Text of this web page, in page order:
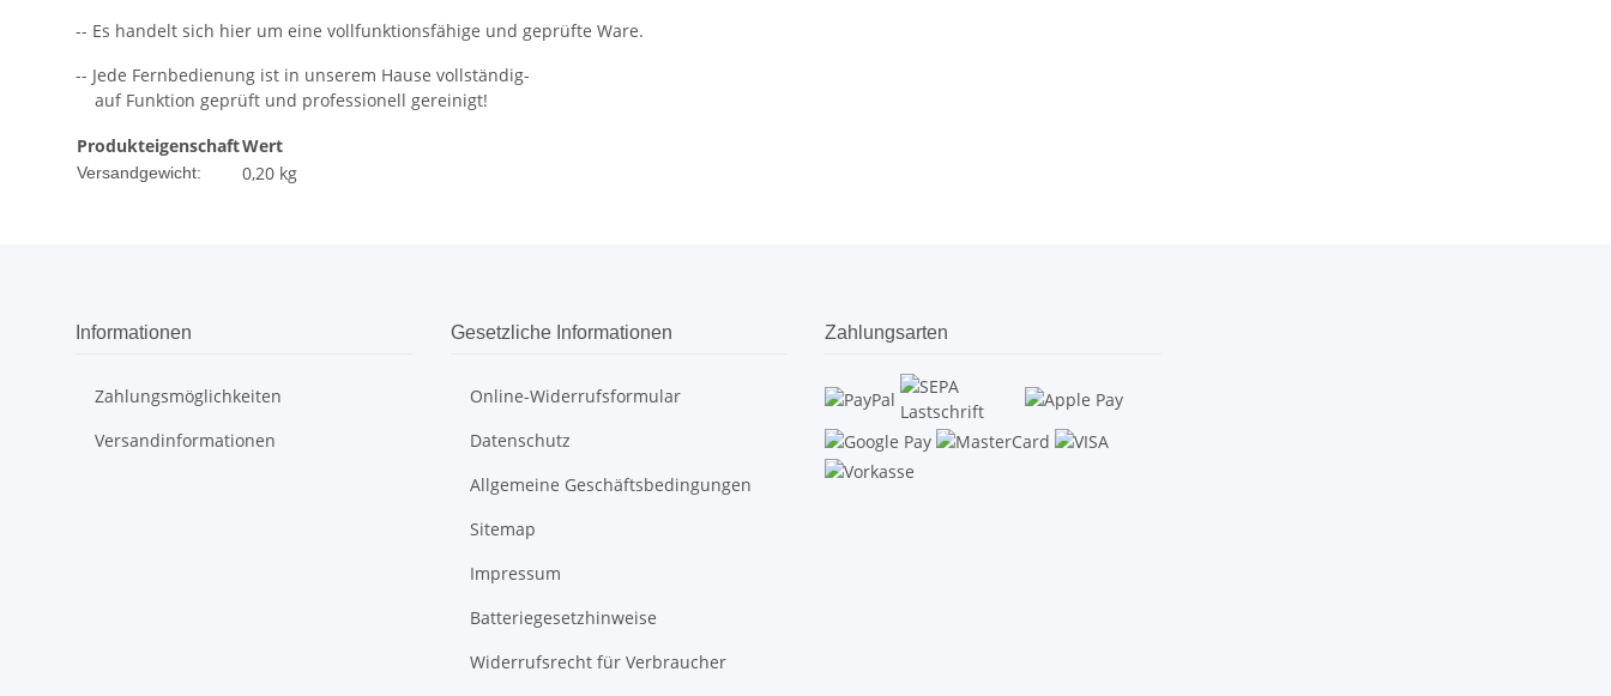
-- Es handelt sich hier um eine vollfunktionsfähige und geprüfte Ware.
-- Jede Fernbedienung ist in unserem Hause vollständig-
auf Funktion geprüft und professionell gereinigt!
ProdukteigenschaftWert
Versandgewicht: 0,20 kg
Informationen
Zahlungsmöglichkeiten
Versandinformationen
Gesetzliche Informationen
Online-Widerrufsformular
Datenschutz
Allgemeine Geschäftsbedingungen
Sitemap
Impressum
Batteriegesetzhinweise
Widerrufsrecht für Verbraucher
Zahlungsarten